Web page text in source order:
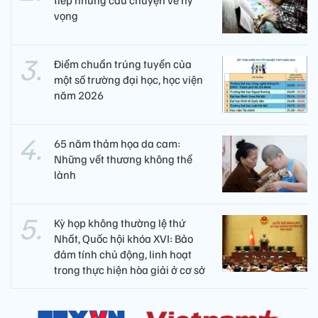
vọng
Điểm chuẩn trúng tuyển của
một số trường đại học, học viện
năm 2026
65 năm thảm họa da cam:
Những vết thương không thể
lành
Kỳ họp không thường lệ thứ
Nhất, Quốc hội khóa XVI: Bảo
đảm tính chủ động, linh hoạt
trong thực hiện hòa giải ở cơ sở